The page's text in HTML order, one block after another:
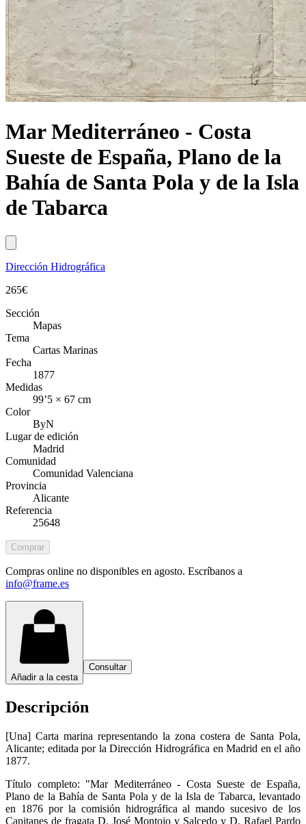
Mar Mediterráneo - Costa
Sueste de España, Plano de la
Bahía de Santa Pola y de la Isla
de Tabarca
Dirección Hidrográfica
265€
Sección
Mapas
Tema
Cartas Marinas
Fecha
1877
Medidas
99’5 × 67 cm
Color
ByN
Lugar de edición
Madrid
Comunidad
Comunidad Valenciana
Provincia
Alicante
Referencia
25648
Comprar
Compras online no disponibles en agosto. Escríbanos a
info@frame.es
Añadir a la cesta
Consultar
Descripción
[Una] Carta marina representando la zona costera de Santa Pola,
Alicante; editada por la Dirección Hidrográfica en Madrid en el año
1877.
Título completo: "Mar Mediterráneo - Costa Sueste de España,
Plano de la Bahía de Santa Pola y de la Isla de Tabarca, levantado
en 1876 por la comisión hidrográfica al mando sucesivo de los
Capitanes de fragata D. José Montojo y Salcedo y D. Rafael Pardo